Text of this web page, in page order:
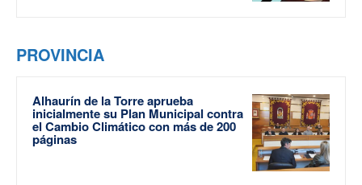
PROVINCIA
Alhaurín de la Torre aprueba
inicialmente su Plan Municipal contra
el Cambio Climático con más de 200
páginas